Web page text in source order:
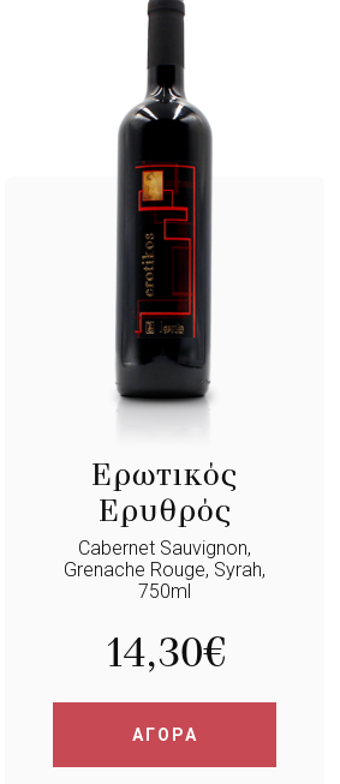
Ερωτικός
Ερυθρός
Cabernet Sauvignon,
Grenache Rouge, Syrah,
750ml
14,30€
ΑΓΟΡΑ